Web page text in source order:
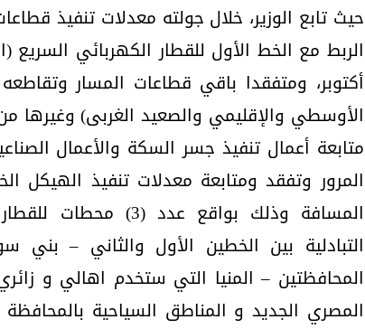
حيث تابع الوزير، خلال جولته معدلات تنفيذ
الربط مع الخط الأول للقطار الكهربائي
أكتوبر، ومتفقدا باقي قطاعات المسار
الأوسطي والإقليمي والصعيد الغربى)
متابعة أعمال تنفيذ جسر السكة والأعمال
المسافة وذلك بواقع
التبادلية بين الخطين الأول والثاني –
المحافظتين – المنيا التي ستخدم اهالي و
المصري الجديد و المناطق السياحية